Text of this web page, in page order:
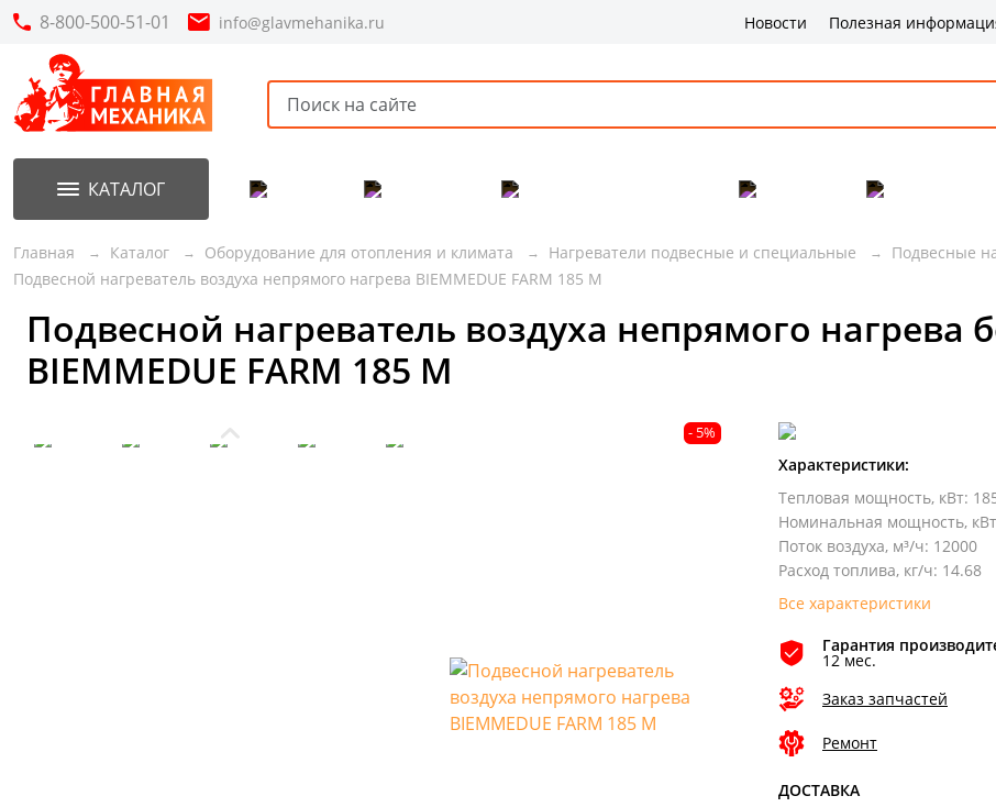
8-800-500-51-01 info@glavmehanika.ru Новости Полезная
КАТАЛОГ
Главная Каталог Оборудование для отопления и климата Нагреватели подвесные и специальные
Подвесные
Подвесной нагреватель воздуха непрямого нагрева BIEMMEDUE FARM 185 М
Подвесной нагреватель воздуха непрямого
BIEMMEDUE FARM 185 М
- 5%
Характеристики:
Тепловая мощность, кВт:
Номинальная мощность, кВт
Поток воздуха, м³/ч: 12000
Расход топлива, кг/ч: 14.68
Все характеристики
Гарантия
12 мес.
Заказ запчастей
Ремонт
ДОСТАВКА